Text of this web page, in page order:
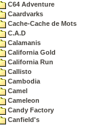
C64 Adventure
Caardvarks
Cache-Cache de Mots
C.A.D
Calamanis
California Gold
California Run
Callisto
Cambodia
Camel
Cameleon
Candy Factory
Canfield's